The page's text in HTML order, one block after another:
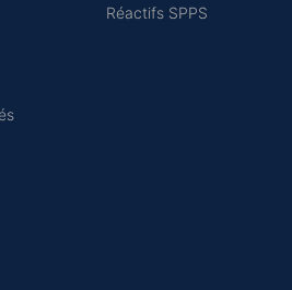
Réactifs SPPS